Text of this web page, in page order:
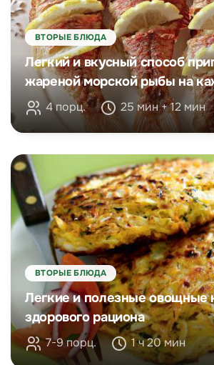
ВТОРЫЕ БЛЮДА
Легкий и вкусный способ
жареной морской рыбы на
4 порц. 25 мин + 12 мин
ВТОРЫЕ БЛЮДА
Легкие и полезные овощные
здорового рациона
7-9 порц. 1 ч 20 мин